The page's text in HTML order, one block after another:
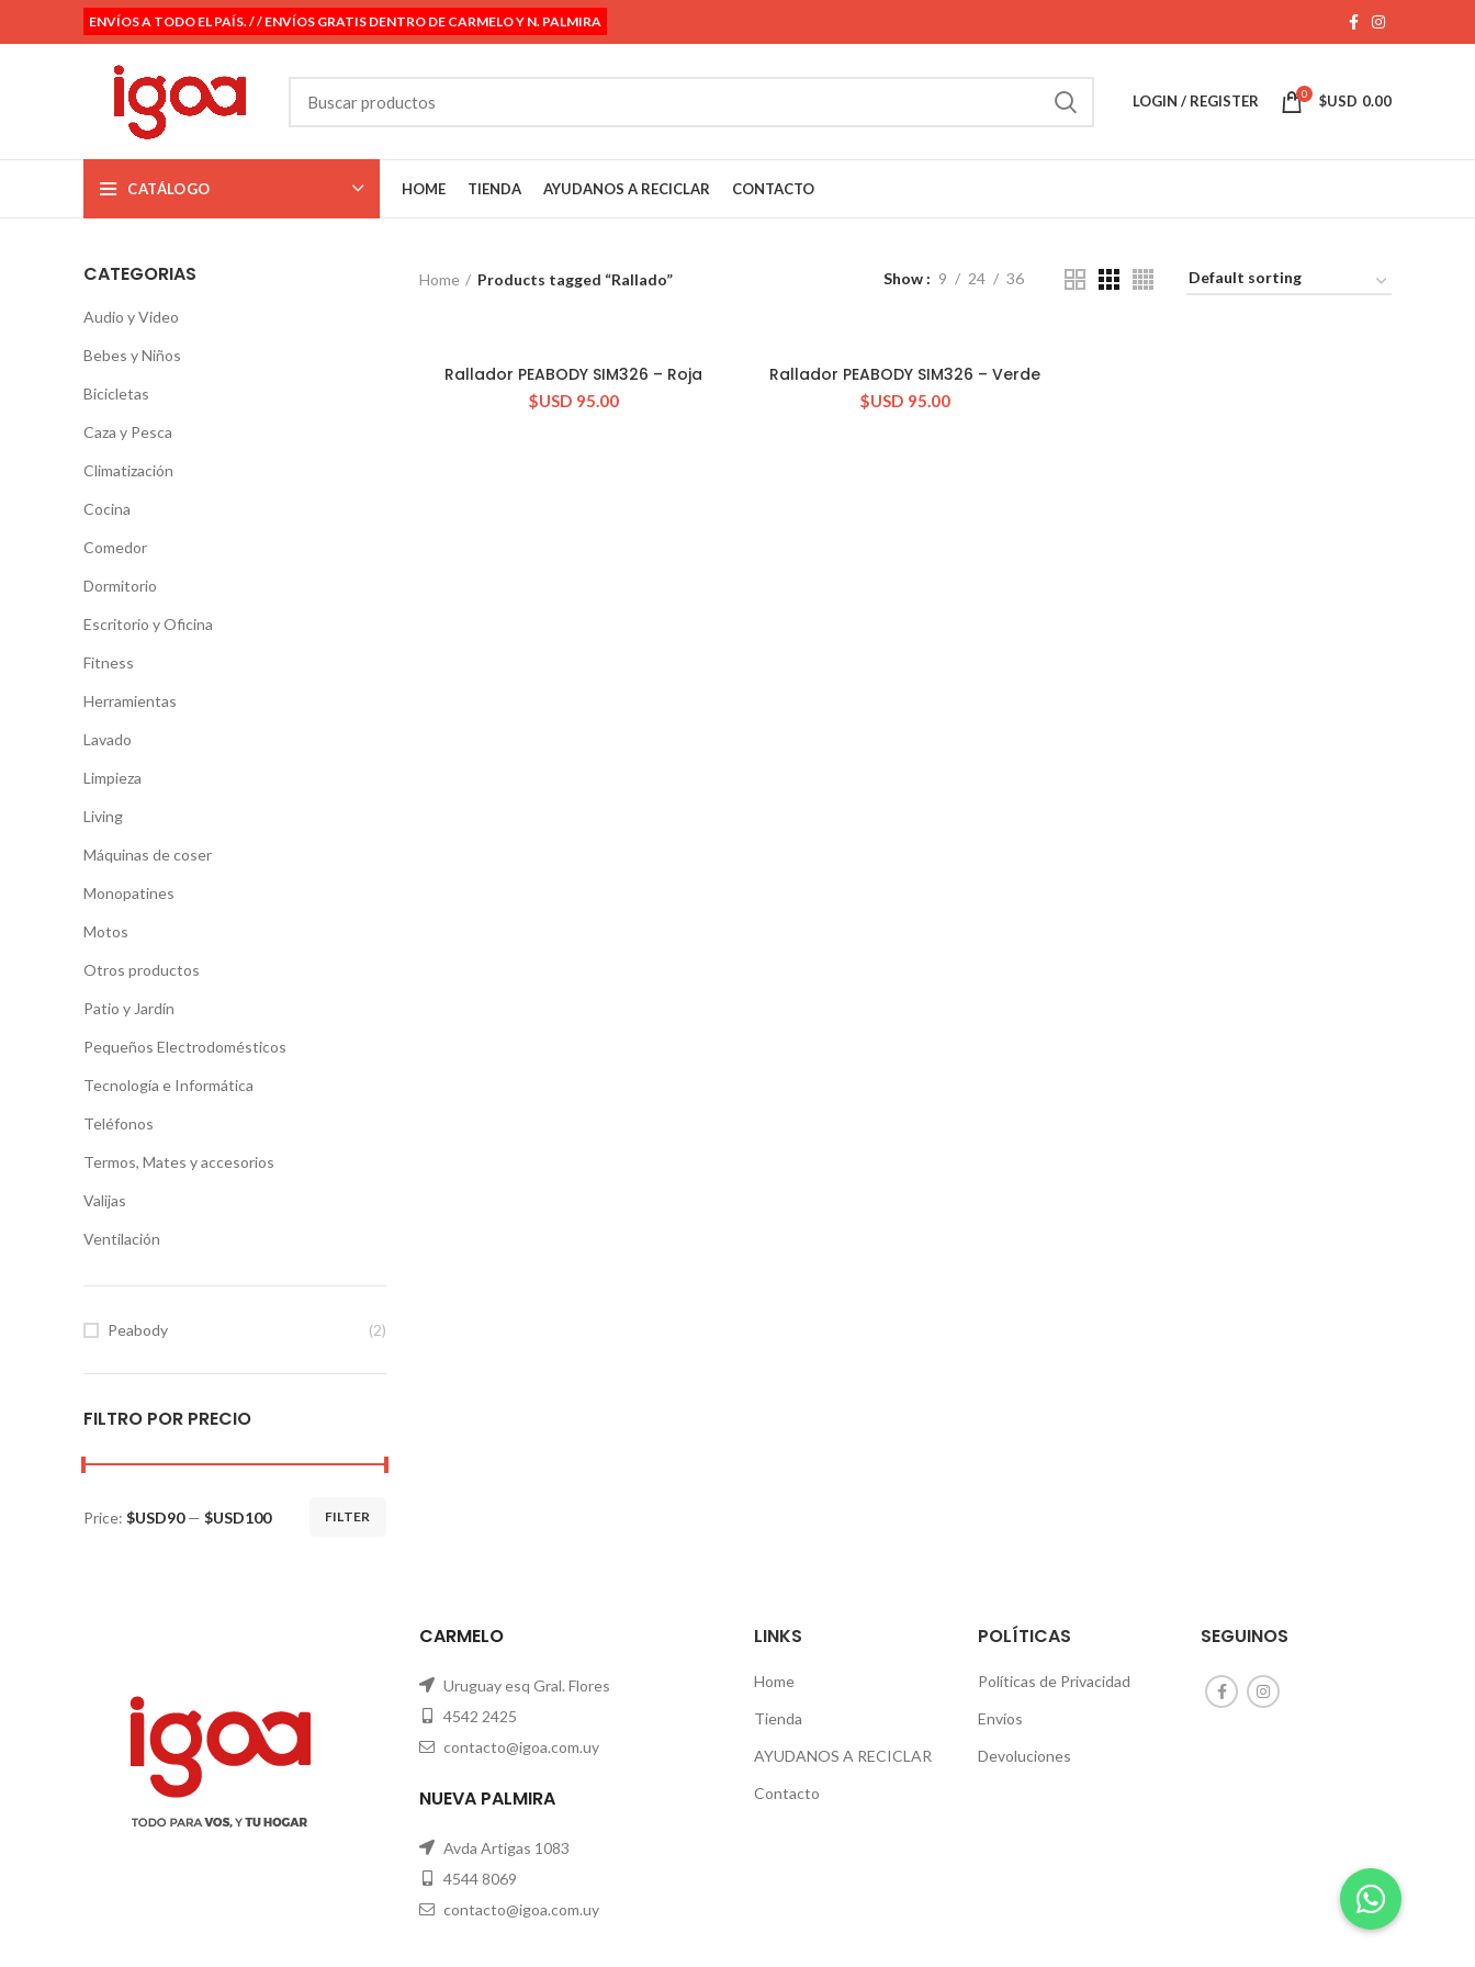
ENVÍOS A TODO EL PAÍS. / / ENVÍOS GRATIS DENTRO DE CARMELO Y N. PALMIRA
LOGIN / REGISTER 0 $USD 0.00
CATÁLOGO HOME TIENDA AYUDANOS A RECICLAR CONTACTO
CATEGORIAS
Audio y Video
Bebes y Niños
Bicicletas
Caza y Pesca
Climatización
Cocina
Comedor
Dormitorio
Escritorio y Oficina
Fitness
Herramientas
Lavado
Limpieza
Living
Máquinas de coser
Monopatines
Motos
Otros productos
Patio y Jardín
Pequeños Electrodomésticos
Tecnología e Informática
Teléfonos
Termos, Mates y accesorios
Valijas
Ventilación
Peabody (2)
FILTRO POR PRECIO
FILTER
Price: $USD90— $USD100
Home Products tagged “Rallado” Show 9 24 36
CONSULTAR STOCK
Rallador PEABODY SIM326 – Roja
$USD 95.00
CONSULTAR STOCK
Rallador PEABODY SIM326 – Verde
$USD 95.00
CARMELO
Uruguay esq Gral. Flores
4542 2425
contacto@igoa.com.uy
NUEVA PALMIRA
Avda Artigas 1083
4544 8069
contacto@igoa.com.uy
LINKS
Home
Tienda
AYUDANOS A RECICLAR
Contacto
POLÍTICAS
Políticas de Privacidad
Envíos
Devoluciones
SEGUINOS